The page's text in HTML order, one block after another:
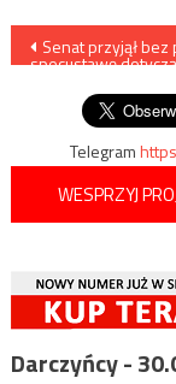
Nawigacja
wpisu
Senat przyjął
specustawę
Telegram
WESPRZYJ
Darczyńcy -